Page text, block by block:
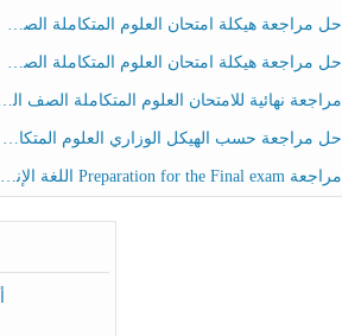
حل مراجعة هيكلة امتحان العلوم المتكاملة الصف الخامس انسبير الفصل الثالث
حل مراجعة هيكلة امتحان العلوم المتكاملة الصف الخامس عام الفصل الثالث
مراجعة نهائية للامتحان العلوم المتكاملة الصف الخامس انسبير الفصل الثالث
حل مراجعة حسب الهيكل الوزاري العلوم المتكاملة الصف الخامس عام الفصل الثالث
مراجعة Preparation for the Final exam اللغة الإنجليزية الصف الرابع الفصل الثالث